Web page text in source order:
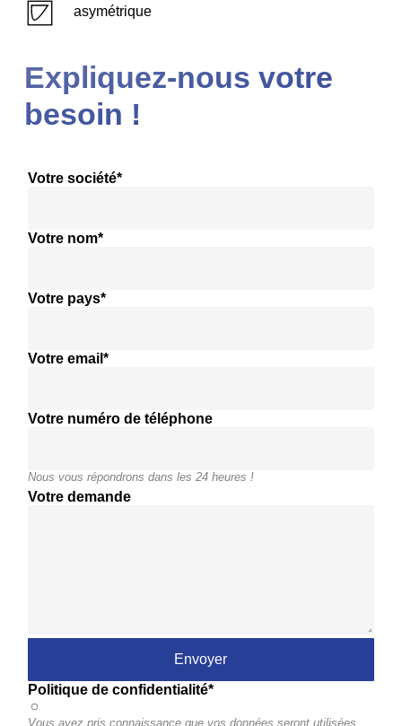
asymétrique
Expliquez-nous votre
besoin !
Votre société*
Votre nom*
Votre pays*
Votre email*
Votre numéro de téléphone
Nous vous répondrons dans les 24 heures !
Votre demande
Politique de confidentialité*
Vous avez pris connaissance que vos données seront utilisées